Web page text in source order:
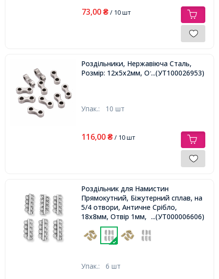
73,00 ₴/ 10 шт
Роздільники, Нержавіюча Сталь,
Розмір: 12х5х2мм, Отвір 2,5 мм,
...(УТ100026953)
Упак.: 10 шт
116,00 ₴/ 10 шт
Роздільник для Намистин
Прямокутний, Біжутерний сплав, на
5/4 отвори, Античне Срібло,
18х8мм, Отвір 1мм, ...(УТ000006606)
Упак.: 6 шт